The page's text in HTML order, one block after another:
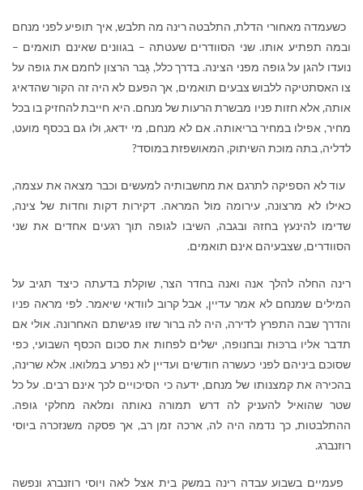
כשעמדה מאחורי הדלת, התלבטה רינה מה תלבש, איך תופיע לפני מנחם
ובמה תפתיע אותו. שני הסוודרים שעטתה – בגוונים שאינם תואמים –
נועדו להגן על גופה מפני הצינה. בדרך כלל, גָּבר הרצון לחמם את גופה על
צו האסתטיקה ללבוש צבעים תואמים, אך הפעם לא היה זה הקור שהדאיג
אותה, אלא חזות פניו מבשרת הרעות של מנחם. היא חייבת להחזיק בו בכל
מחיר, אפילו במחיר בריאותה. אם לא מנחם, מי ידאג, ולו גם בכסף מועט,
לדליה, בתה מוכת השיתוק, המאושפזת במוסד?
עוד לא הספיקה לתרגם את מחשבותיה למעשים וכבר מצאה את עצמה,
כאילו לא מרצונה, עירומה מול המראה. דקירות דקות וחדות של צינה,
שדימו להינעץ בחזהּ ובגבה, השיבו לגופה תוך רגעים אחדים את שני
הסוודרים, שצבעיהם אינם תואמים.
רינה החלה להלך אנה ואנה בחדר הצר, שוקלת בדעתה כיצד תגיב על
המילים שמנחם לא אמר עדיין, אבל קרוב לוודאי שיאמר. לפי מראה פניו
והדרך שבה התפרץ לדירה, היה לה ברור שזו פגישתם האחרונה. אולי אם
תדבר אליו ברכּוּת ובחנופה, ישלים לפחות את סכום הכסף השבועי, כפי
שסוכם ביניהם לפני כעשרה חודשים ועדיין לא נפרע במלואו. אלא שרינה,
בהכירהּ את קמצנותו של מנחם, ידעה כי הסיכויים לכך אינם רבים. על כל
שטר שהואיל להעניק לה דרש תמורה נאותה ומלאה מחלקי גופה.
ההתלבטות, כך נדמה היה לה, ארכה זמן רב, אך פסקה משנזכרה ביוסי
רוזנברג.
פעמיים בשבוע עבדה רינה במשק בית אצל לאה ויוסי רוזנברג ונפשה